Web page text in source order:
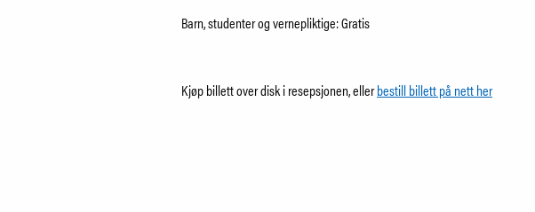
Barn, studenter og vernepliktige: Gratis
Kjøp billett over disk i resepsjonen, ellerbestill billett på nett her